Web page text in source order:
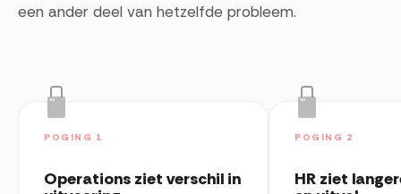
een ander deel van hetzelfde probleem.
POGING 1
Operations ziet verschil in
POGING 2
HR ziet